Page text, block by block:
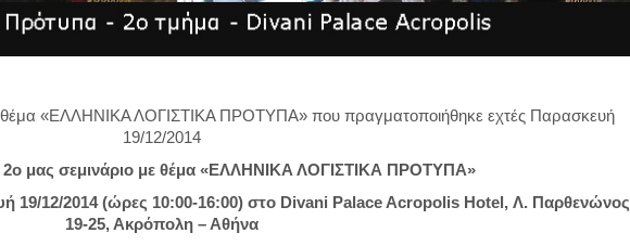
θέμα «ΕΛΛΗΝΙΚΑ ΛΟΓΙΣΤΙΚΑ ΠΡΟΤΥΠΑ» που πραγματοποιήθηκε εχτές Παρασκευή
19/12/2014
2ο μας σεμινάριο με θέμα «ΕΛΛΗΝΙΚΑ ΛΟΓΙΣΤΙΚΑ ΠΡΟΤΥΠΑ»
19/12/2014 (ώρες 10:00-16:00) στο Divani Palace Acropolis Hotel, Λ. Παρθενώνος
19-25, Ακρόπολη – Αθήνα